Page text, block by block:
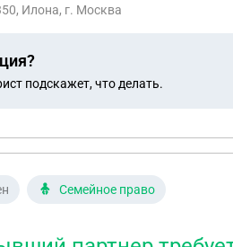
он регулярно видеться,
Илона, г. Москва
подскажет, что делать.
Семейное право